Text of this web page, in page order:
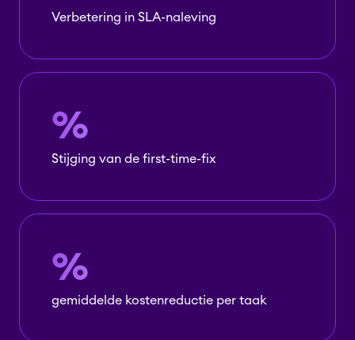
Verbetering in SLA-naleving
%
Stijging van de first-time-fix
%
gemiddelde kostenreductie per taak